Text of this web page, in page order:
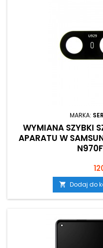
MARKA:
WYMIANA SZYBKI
APARATU W
 Dodaj do